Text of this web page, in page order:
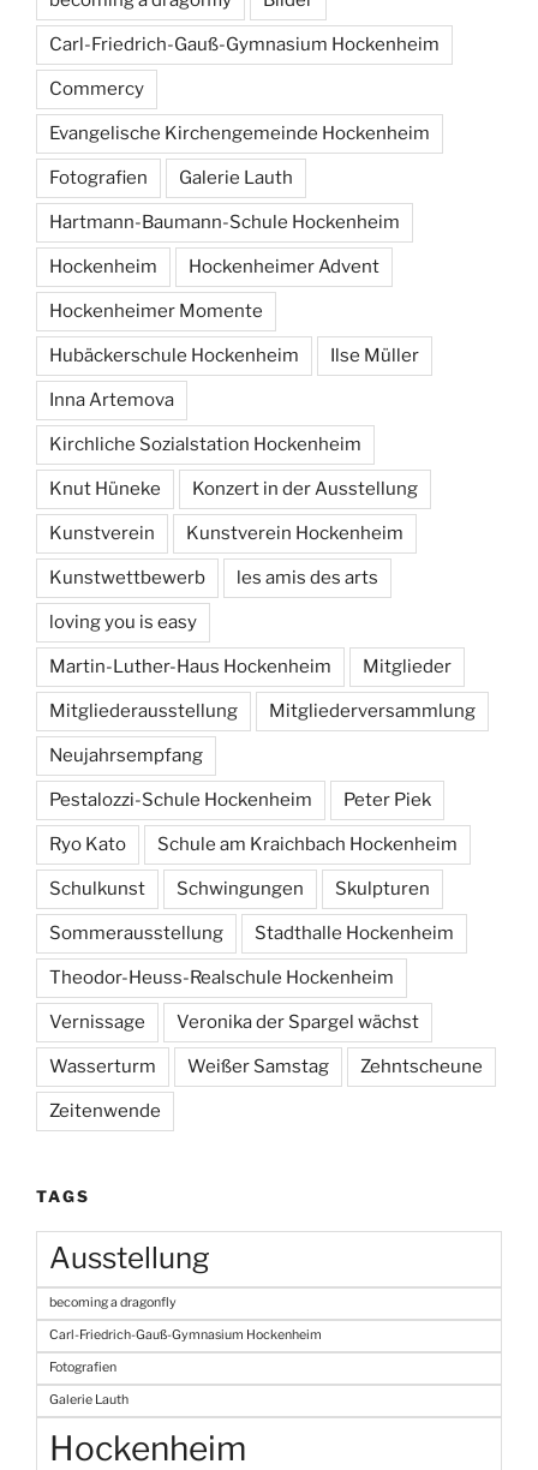
Carl-Friedrich-Gauß-Gymnasium Hockenheim
Commercy
Evangelische Kirchengemeinde Hockenheim
Fotografien Galerie Lauth
Hartmann-Baumann-Schule Hockenheim
Hockenheim Hockenheimer Advent
Hockenheimer Momente
Hubäckerschule Hockenheim Ilse Müller
Inna Artemova
Kirchliche Sozialstation Hockenheim
Knut Hüneke Konzert in der Ausstellung
Kunstverein Kunstverein Hockenheim
Kunstwettbewerb les amis des arts
loving you is easy
Martin-Luther-Haus Hockenheim Mitglieder
Mitgliederausstellung Mitgliederversammlung
Neujahrsempfang
Pestalozzi-Schule Hockenheim Peter Piek
Ryo Kato Schule am Kraichbach Hockenheim
Schulkunst Schwingungen Skulpturen
Sommerausstellung Stadthalle Hockenheim
Theodor-Heuss-Realschule Hockenheim
Vernissage Veronika der Spargel wächst
Wasserturm Weißer Samstag Zehntscheune
Zeitenwende
TAGS
Ausstellung
becoming a dragonfly
Carl-Friedrich-Gauß-Gymnasium Hockenheim
Fotografien
Galerie Lauth
Hockenheim